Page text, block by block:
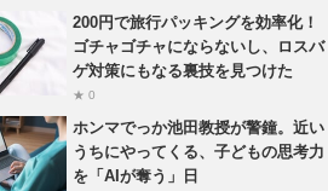
200円で旅行パッキングを効率化！
ゴチャゴチャにならないし、ロスバ
ゲ対策にもなる裏技を見つけた
★ 0
ホンマでっか池田教授が警鐘。近い
うちにやってくる、子どもの思考力
を「AIが奪う」日